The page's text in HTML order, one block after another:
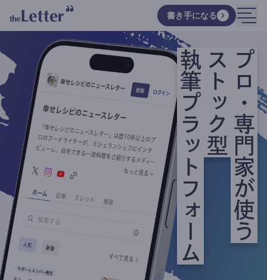
書き手になる
プロ・専門家が使う
ストック型
執筆プラットフォーム